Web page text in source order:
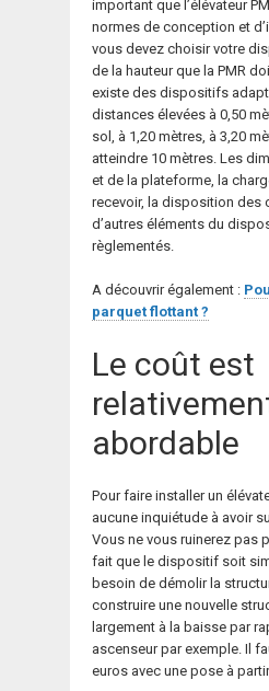
important que l’élévateur
normes de conception et
vous devez choisir votre
de la hauteur que la PMR
existe des dispositifs
distances élevées à 0,50
sol, à 1,20 mètres, à 3,20
atteindre 10 mètres. Les
et de la plateforme, la
recevoir, la disposition des
d’autres éléments du
règlementés.
A découvrir également :
parquet flottant ?
Le coût est
abordable
Pour faire installer un
aucune inquiétude à avoir
Vous ne vous ruinerez pas
fait que le dispositif soit
besoin de démolir la
construire une nouvelle
largement à la baisse par
ascenseur par exemple. Il
euros avec une pose à